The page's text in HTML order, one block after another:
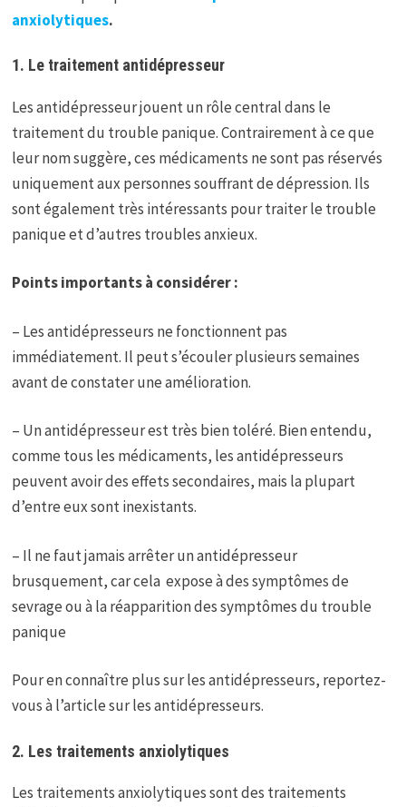
anxiolytiques.
1. Le traitement antidépresseur
Les antidépresseur jouent un rôle central dans le
traitement du trouble panique. Contrairement à ce que
leur nom suggère, ces médicaments ne sont pas réservés
uniquement aux personnes souffrant de dépression. Ils
sont également très intéressants pour traiter le trouble
panique et d’autres troubles anxieux.
Points importants à considérer :
– Les antidépresseurs ne fonctionnent pas
immédiatement. Il peut s’écouler plusieurs semaines
avant de constater une amélioration.
– Un antidépresseur est très bien toléré. Bien entendu,
comme tous les médicaments, les antidépresseurs
peuvent avoir des effets secondaires, mais la plupart
d’entre eux sont inexistants.
– Il ne faut jamais arrêter un antidépresseur
brusquement, car cela expose à des symptômes de
sevrage ou à la réapparition des symptômes du trouble
panique
Pour en connaître plus sur les antidépresseurs, reportez-
vous à l’article sur les antidépresseurs.
2. Les traitements anxiolytiques
Les traitements anxiolytiques sont des traitements